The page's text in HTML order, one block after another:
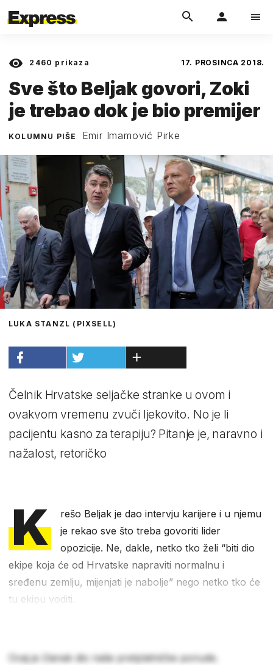
2460 prikaza 17. PROSINCA 2018.
Sve što Beljak govori, Zoki
je trebao dok je bio premijer
KOLUMNU PIŠE Emir Imamović Pirke
LUKA STANZL (PIXSELL)
Čelnik Hrvatske seljačke stranke u ovom i
ovakvom vremenu zvuči ljekovito. No je li
pacijentu kasno za terapiju? Pitanje je, naravno i
nažalost, retoričko
K
rešo Beljak je dao intervju karijere i u njemu
je rekao sve što treba govoriti lider
opozicije. Ne, dakle, netko tko želi “biti dio
ekipe koja će od Hrvatske napraviti normalnu i
sređenu zemlju, mijenjati je nabolje” nego netko tko će
tu ekipu voditi.
Ovaj je članak dio naše pretplatničke ponude.